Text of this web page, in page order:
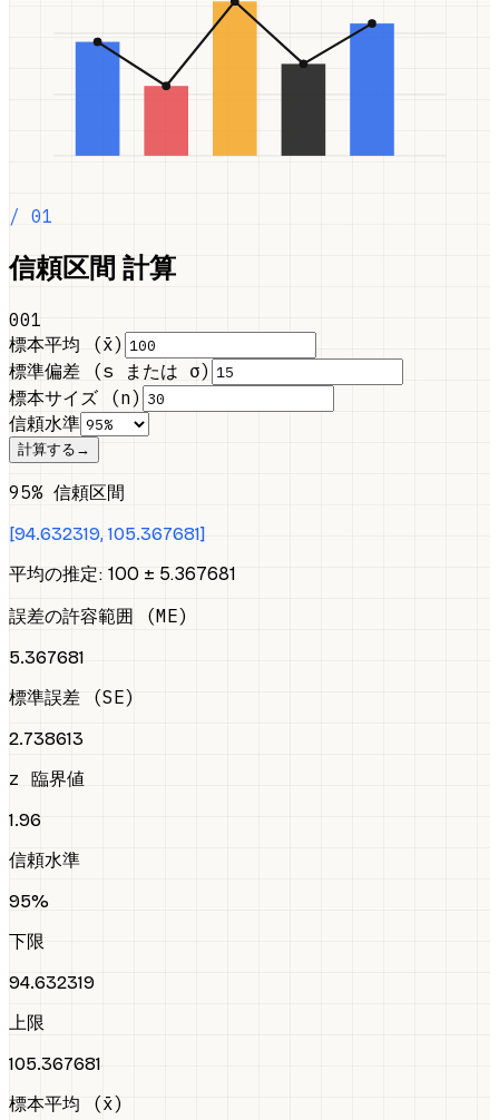
/ 01
信頼区間 計算
001
標本平均 (x̄)
標準偏差 (s または σ)
標本サイズ (n)
信頼水準
計算する →
95% 信頼区間
[94.632319, 105.367681]
平均の推定: 100 ± 5.367681
誤差の許容範囲 (ME)
5.367681
標準誤差 (SE)
2.738613
z 臨界値
1.96
信頼水準
95%
下限
94.632319
上限
105.367681
標本平均 (x̄)